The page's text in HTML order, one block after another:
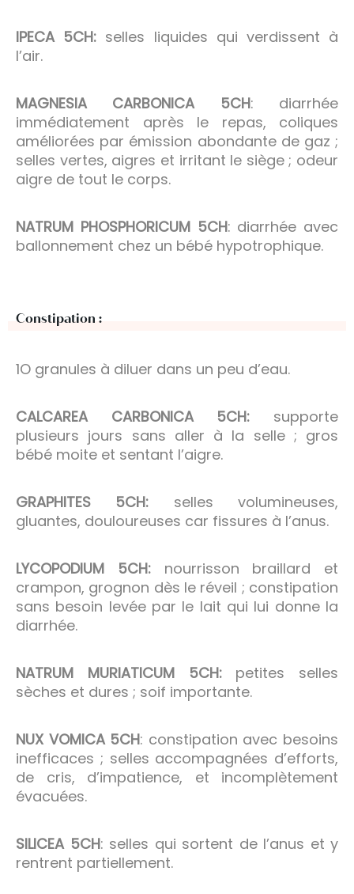
IPECA 5CH: selles liquides qui verdissent à
l’air.
MAGNESIA CARBONICA 5CH: diarrhée
immédiatement après le repas, coliques
améliorées par émission abondante de gaz ;
selles vertes, aigres et irritant le siège ; odeur
aigre de tout le corps.
NATRUM PHOSPHORICUM 5CH: diarrhée avec
ballonnement chez un bébé hypotrophique.
Constipation :
1O granules à diluer dans un peu d’eau.
CALCAREA CARBONICA 5CH: supporte
plusieurs jours sans aller à la selle ; gros
bébé moite et sentant l’aigre.
GRAPHITES 5CH: selles volumineuses,
gluantes, douloureuses car fissures à l’anus.
LYCOPODIUM 5CH:nourrisson braillard et
crampon, grognon dès le réveil ; constipation
sans besoin levée par le lait qui lui donne la
diarrhée.
NATRUM MURIATICUM 5CH:petites selles
sèches et dures ; soif importante.
NUX VOMICA 5CH: constipation avec besoins
inefficaces ; selles accompagnées d’efforts,
de cris, d’impatience, et incomplètement
évacuées.
SILICEA 5CH: selles qui sortent de l’anus et y
rentrent partiellement.